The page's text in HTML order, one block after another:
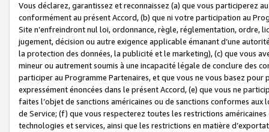
Vous déclarez, garantissez et reconnaissez (a) que vous participerez
conformément au présent Accord, (b) que ni votre participation au
Site n’enfreindront nul loi, ordonnance, règle, réglementation, ordre,
jugement, décision ou autre exigence applicable émanant d’une
la protection des données, la publicité et le marketing), (c) que vous
mineur ou autrement soumis à une incapacité légale de conclure des
participer au Programme Partenaires, et que vous ne vous basez
expressément énoncées dans le présent Accord, (e) que vous ne
faites l’objet de sanctions américaines ou de sanctions conformes
de Service; (f) que vous respecterez toutes les restrictions
technologies et services, ainsi que les restrictions en matière